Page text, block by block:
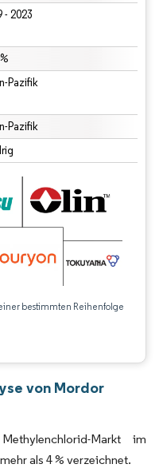
- 2023
Pazifik
Pazifik
bestimmten Reihenfolge
von Mordor
Markt im
als 4 % verzeichnet.